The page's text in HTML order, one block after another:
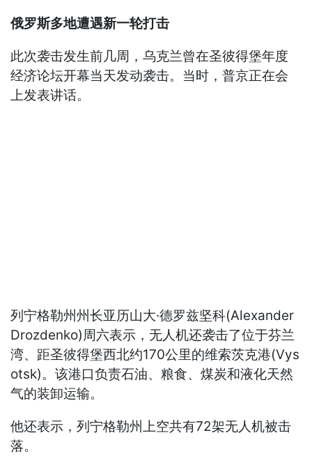
俄罗斯多地遭遇新一轮打击
此次袭击发生前几周，乌克兰曾在圣彼得堡年度
经济论坛开幕当天发动袭击。当时，普京正在会
上发表讲话。
列宁格勒州州长亚历山大·德罗兹坚科(Alexander
Drozdenko)周六表示，无人机还袭击了位于芬兰
湾、距圣彼得堡西北约170公里的维索茨克港(Vys
otsk)。该港口负责石油、粮食、煤炭和液化天然
气的装卸运输。
他还表示，列宁格勒州上空共有72架无人机被击
落。